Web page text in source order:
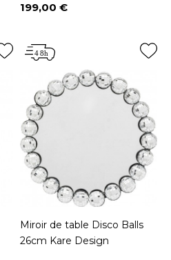
Prix
199,00 €
Miroir de table Disco Balls
26cm Kare Design